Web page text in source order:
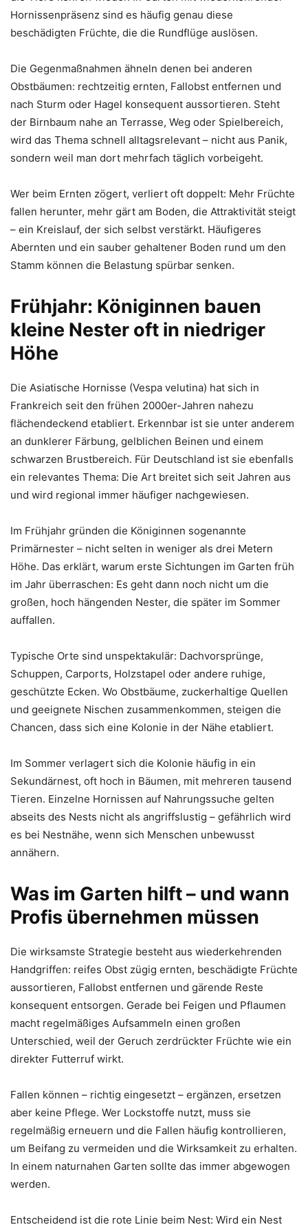
Hornissenpräsenz sind es häufig genau diese
beschädigten Früchte, die die Rundflüge auslösen.
Die Gegenmaßnahmen ähneln denen bei anderen
Obstbäumen: rechtzeitig ernten, Fallobst entfernen und
nach Sturm oder Hagel konsequent aussortieren. Steht
der Birnbaum nahe an Terrasse, Weg oder Spielbereich,
wird das Thema schnell alltagsrelevant – nicht aus Panik,
sondern weil man dort mehrfach täglich vorbeigeht.
Wer beim Ernten zögert, verliert oft doppelt: Mehr Früchte
fallen herunter, mehr gärt am Boden, die Attraktivität steigt
– ein Kreislauf, der sich selbst verstärkt. Häufigeres
Abernten und ein sauber gehaltener Boden rund um den
Stamm können die Belastung spürbar senken.
Frühjahr: Königinnen bauen
kleine Nester oft in niedriger
Höhe
Die Asiatische Hornisse (Vespa velutina) hat sich in
Frankreich seit den frühen 2000er-Jahren nahezu
flächendeckend etabliert. Erkennbar ist sie unter anderem
an dunklerer Färbung, gelblichen Beinen und einem
schwarzen Brustbereich. Für Deutschland ist sie ebenfalls
ein relevantes Thema: Die Art breitet sich seit Jahren aus
und wird regional immer häufiger nachgewiesen.
Im Frühjahr gründen die Königinnen sogenannte
Primärnester – nicht selten in weniger als drei Metern
Höhe. Das erklärt, warum erste Sichtungen im Garten früh
im Jahr überraschen: Es geht dann noch nicht um die
großen, hoch hängenden Nester, die später im Sommer
auffallen.
Typische Orte sind unspektakulär: Dachvorsprünge,
Schuppen, Carports, Holzstapel oder andere ruhige,
geschützte Ecken. Wo Obstbäume, zuckerhaltige Quellen
und geeignete Nischen zusammenkommen, steigen die
Chancen, dass sich eine Kolonie in der Nähe etabliert.
Im Sommer verlagert sich die Kolonie häufig in ein
Sekundärnest, oft hoch in Bäumen, mit mehreren tausend
Tieren. Einzelne Hornissen auf Nahrungssuche gelten
abseits des Nests nicht als angriffslustig – gefährlich wird
es bei Nestnähe, wenn sich Menschen unbewusst
annähern.
Was im Garten hilft – und wann
Profis übernehmen müssen
Die wirksamste Strategie besteht aus wiederkehrenden
Handgriffen: reifes Obst zügig ernten, beschädigte Früchte
aussortieren, Fallobst entfernen und gärende Reste
konsequent entsorgen. Gerade bei Feigen und Pflaumen
macht regelmäßiges Aufsammeln einen großen
Unterschied, weil der Geruch zerdrückter Früchte wie ein
direkter Futterruf wirkt.
Fallen können – richtig eingesetzt – ergänzen, ersetzen
aber keine Pflege. Wer Lockstoffe nutzt, muss sie
regelmäßig erneuern und die Fallen häufig kontrollieren,
um Beifang zu vermeiden und die Wirksamkeit zu erhalten.
In einem naturnahen Garten sollte das immer abgewogen
werden.
Entscheidend ist die rote Linie beim Nest: Wird ein Nest